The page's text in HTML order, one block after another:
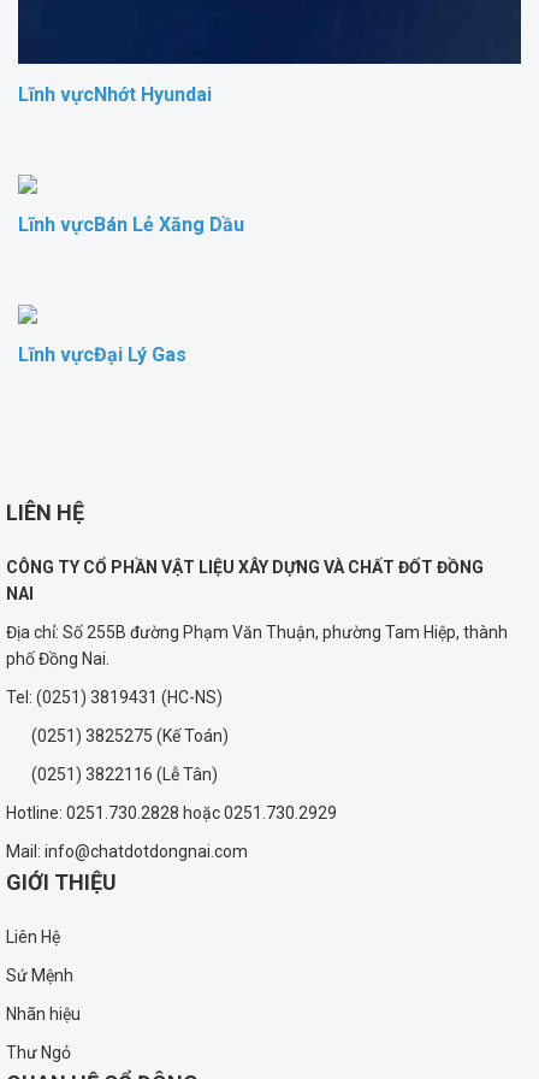
Lĩnh vựcNhớt Hyundai
Lĩnh vựcBán Lẻ Xăng Dầu
Lĩnh vựcĐại Lý Gas
LIÊN HỆ
CÔNG TY CỔ PHẦN VẬT LIỆU XÂY DỰNG VÀ CHẤT ĐỐT ĐỒNG
NAI
Địa chỉ: Số 255B đường Phạm Văn Thuận, phường Tam Hiệp, thành
phố Đồng Nai.
Tel: (0251) 3819431 (HC-NS)
(0251) 3825275 (Kế Toán)
(0251) 3822116 (Lễ Tân)
Hotline: 0251.730.2828 hoặc 0251.730.2929
Mail: info@chatdotdongnai.com
GIỚI THIỆU
Liên Hệ
Sứ Mệnh
Nhãn hiệu
Thư Ngỏ